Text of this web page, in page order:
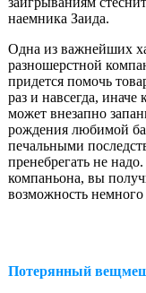
наемника Заида.
Одна из важнейших
разношерстной
придется помочь
раз и навсегда, иначе
может внезапно
рождения любимой
печальными
пренебрегать не
компаньона, вы
возможность
Потерянный